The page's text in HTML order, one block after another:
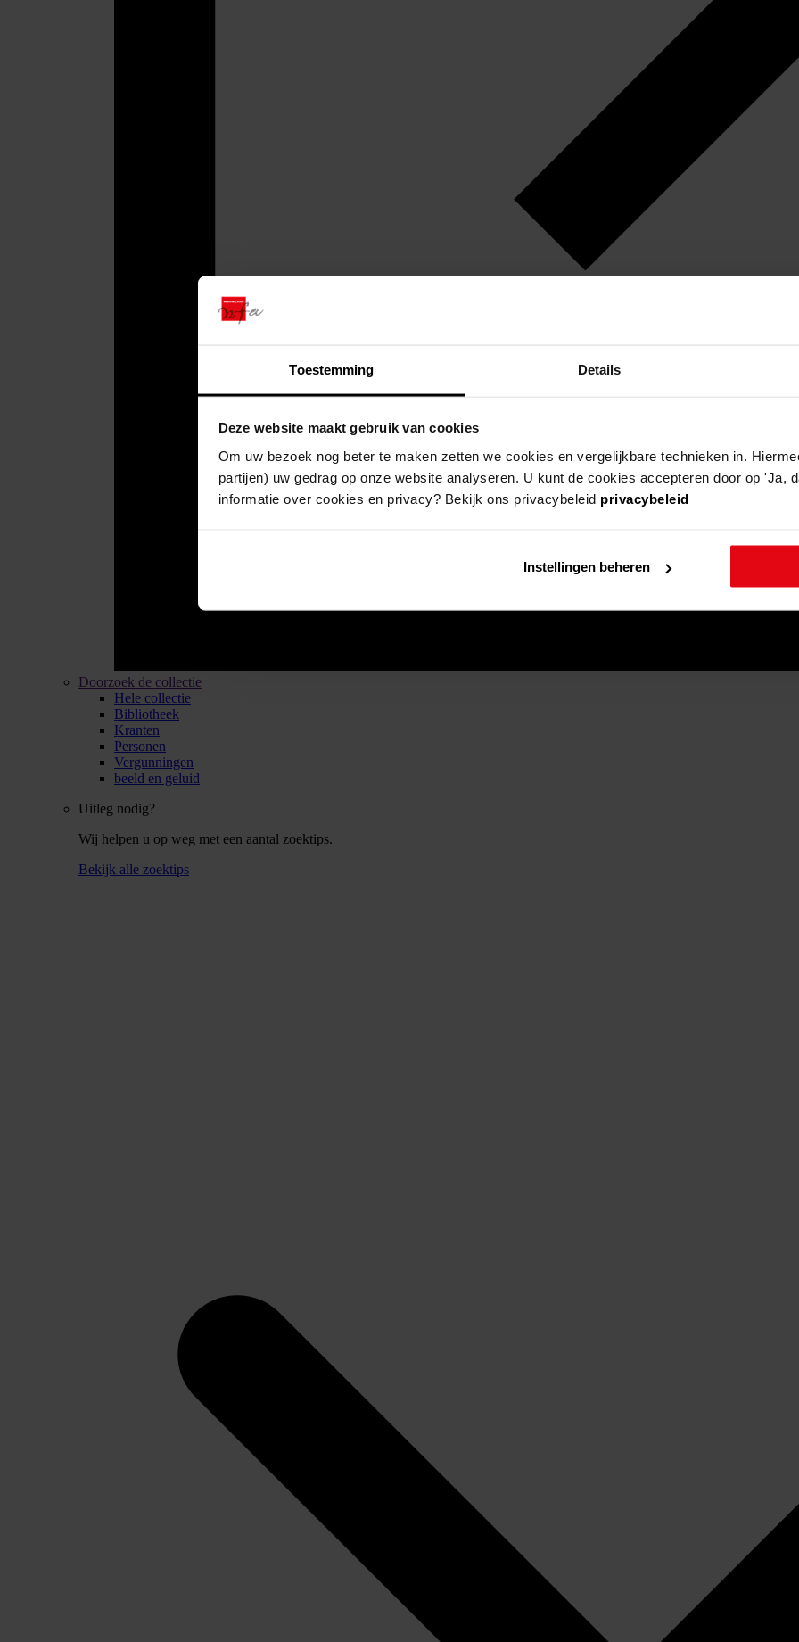
Toestemming Details
Deze website maakt gebruik van cookies
Om uw bezoek nog beter te maken zetten we cookies en vergelijkbare technieken in.
partijen) uw gedrag op onze website analyseren. U kunt de cookies accepteren door op 'Ja,
informatie over cookies en privacy? Bekijk ons privacybeleid privacybeleid
Instellingen beheren
Doorzoek de collectie
Hele collectie
Bibliotheek
Kranten
Personen
Vergunningen
beeld en geluid
Uitleg nodig?
Wij helpen u op weg met een aantal zoektips.
Bekijk alle zoektips